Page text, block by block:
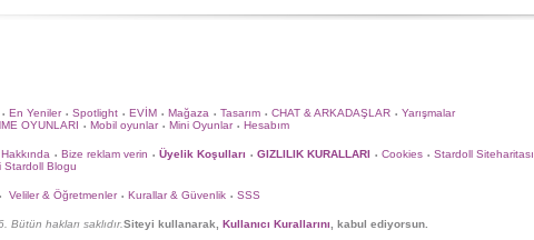
• En Yeniler • Spotlight • EVİM • Mağaza • Tasarım • CHAT & ARKADAŞLAR • Yarışmalar
OYUNLARI • Mobil oyunlar • Mini Oyunlar • Hesabım
• Bize reklam verin • Üyelik Koşulları • GIZLILIK KURALLARI • Cookies • Stardoll Siteharitası
Stardoll Blogu
• Veliler & Öğretmenler • Kurallar & Güvenlik • SSS
hakları saklıdır.Siteyi kullanarak, Kullanıcı Kurallarını , kabul ediyorsun.